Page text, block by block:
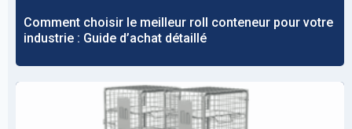
Comment choisir le meilleur roll conteneur pour votre
industrie : Guide d’achat détaillé